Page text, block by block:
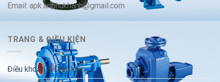
Email: apk.anphukhanh@gmail.com
TRANG & ĐIỀU KIỆN
Điều khoản & Điều kiện